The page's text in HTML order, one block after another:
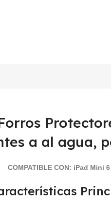
a al agua,
COMPATIBLE CON: iPad Mini 6